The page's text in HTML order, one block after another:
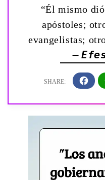
“Él mismo
apóstoles;
evangelistas;
—